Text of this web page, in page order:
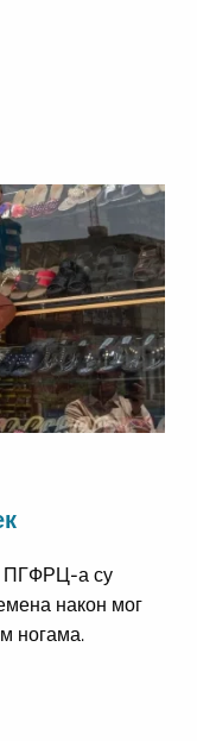
ПГФРЦ-а су
након мог
ногама.